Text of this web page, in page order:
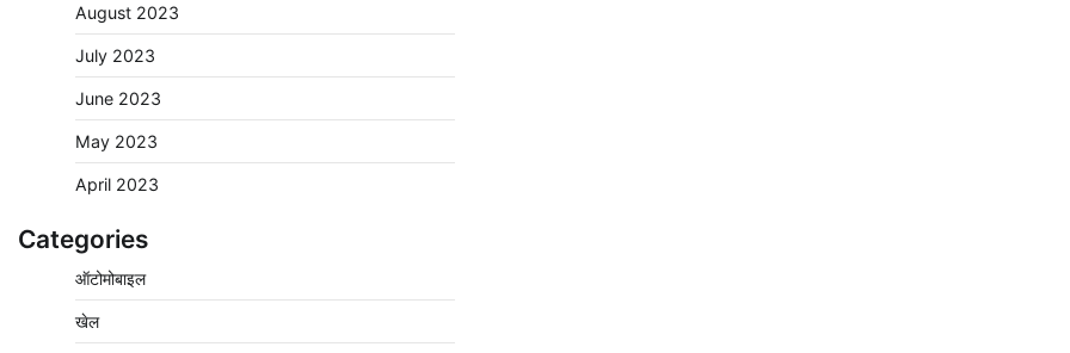
August 2023
July 2023
June 2023
May 2023
April 2023
Categories
ऑटोमोबाइल
खेल